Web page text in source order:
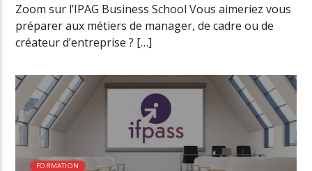
Zoom sur l’IPAG Business School Vous aimeriez vous
préparer aux métiers de manager, de cadre ou de
créateur d’entreprise ? […]
01:13 READ TIME
FORMATION